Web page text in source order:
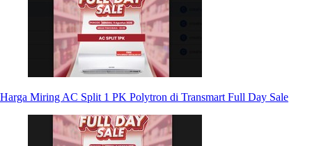
Harga Miring AC Split 1 PK Polytron di Transmart Full Day Sale